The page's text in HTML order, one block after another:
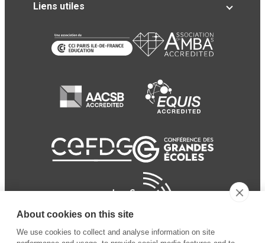
Liens utiles
About cookies on this site
We use cookies to collect and analyse information on site